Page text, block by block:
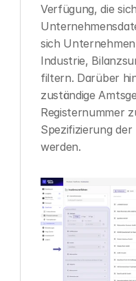
Verfügung, die
sich
Industrie,
filtern. Darüber
zuständige
Registernummer
Spezifizierung der
werden.